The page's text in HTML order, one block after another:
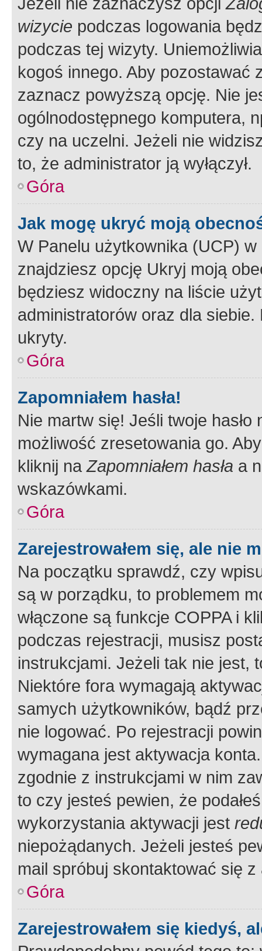
wizycie podczas logowania
podczas tej wizyty.
kogoś innego. Aby pozostawać
zaznacz powyższą opcję. Nie
ogólnodostępnego komputera,
czy na uczelni. Jeżeli nie
to, że administrator ją wyłączył.
Góra
Jak mogę ukryć moją
W Panelu użytkownika (UCP) w
znajdziesz opcję Ukryj moją
będziesz widoczny na liście
administratorów oraz dla
ukryty.
Góra
Zapomniałem hasła!
Nie martw się! Jeśli twoje
możliwość zresetowania go.
kliknij naZapomniałem hasła a
wskazówkami.
Góra
Zarejestrowałem się, ale nie
Na początku sprawdź, czy
są w porządku, to problemem
włączone są funkcje COPPA i
podczas rejestracji, musisz
instrukcjami. Jeżeli tak nie jest,
Niektóre fora wymagają
samych użytkowników, bądź
nie logować. Po rejestracji
wymagana jest aktywacja
zgodnie z instrukcjami w nim
to czy jesteś pewien, że
wykorzystania aktywacji jest
niepożądanych. Jeżeli jesteś
mail spróbuj skontaktować się
Góra
Zarejestrowałem się kiedyś,